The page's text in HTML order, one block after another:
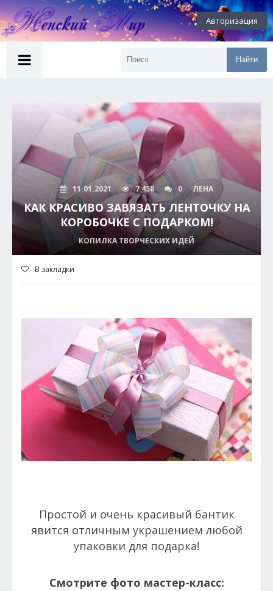
Авторизация
Найти
11.01.2021 7 458 0 ЛЕНА
КАК КРАСИВО ЗАВЯЗАТЬ ЛЕНТОЧКУ НА
КОРОБОЧКЕ С ПОДАРКОМ!
КОПИЛКА ТВОРЧЕСКИХ ИДЕЙ
В закладки
Простой и очень красивый бантик
явится отличным украшением любой
упаковки для подарка!
Смотрите фото мастер-класс: